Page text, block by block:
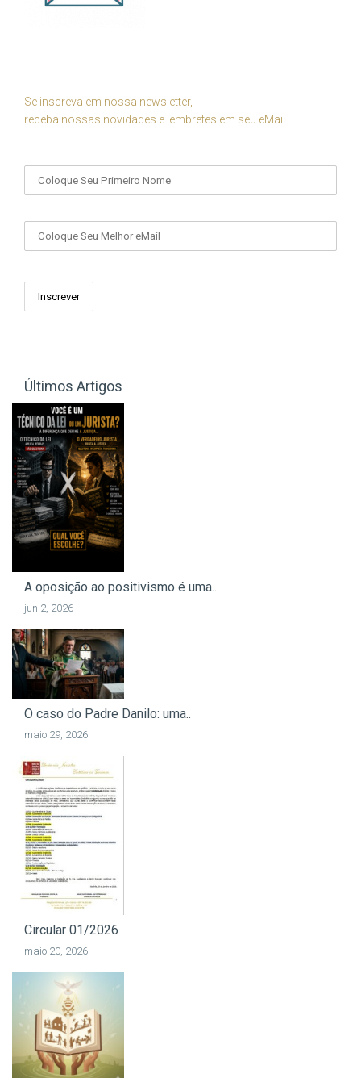
Se inscreva em nossa newsletter,
receba nossas novidades e lembretes em seu eMail.
Últimos Artigos
A oposição ao positivismo é uma..
jun 2, 2026
O caso do Padre Danilo: uma..
maio 29, 2026
Circular 01/2026
maio 20, 2026